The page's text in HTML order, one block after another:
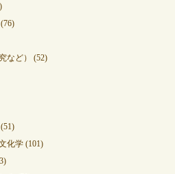
(76)
など）
(52)
化学(101)